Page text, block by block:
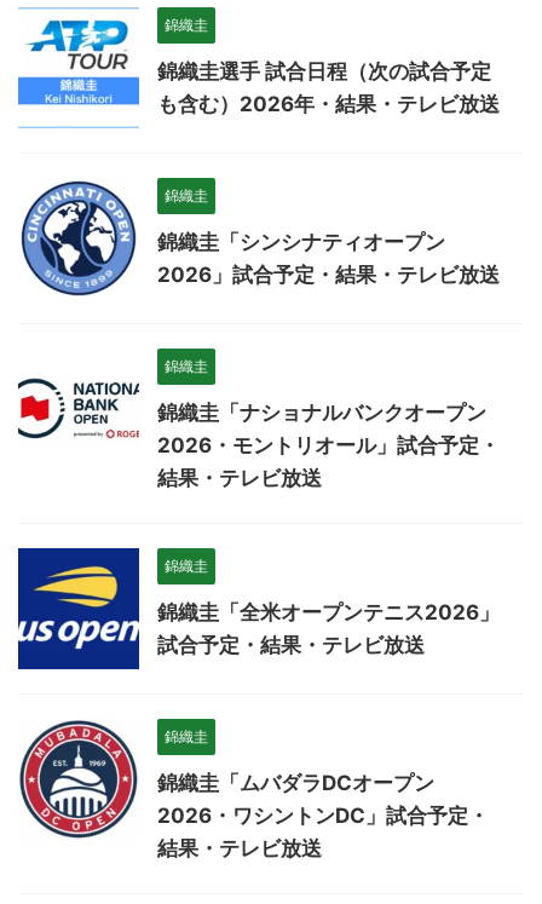
錦織圭
錦織圭選手 試合日程（次の試合予定
も含む）2026年・結果・テレビ放送
錦織圭
錦織圭「シンシナティオープン
2026」試合予定・結果・テレビ放送
錦織圭
錦織圭「ナショナルバンクオープン
2026・モントリオール」試合予定・
結果・テレビ放送
錦織圭
錦織圭「全米オープンテニス2026」
試合予定・結果・テレビ放送
錦織圭
錦織圭「ムバダラDCオープン
2026・ワシントンDC」試合予定・
結果・テレビ放送